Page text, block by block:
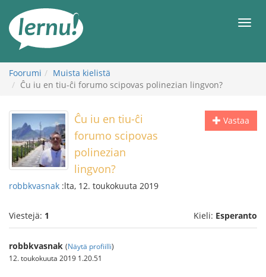
sisältöön
Foorumi
Muista kielistä
Ĉu iu en tiu-ĉi forumo scipovas polinezian lingvon?
Vastaa
Ĉu iu en tiu-ĉi
forumo scipovas
polinezian
lingvon?
robbkvasnak :lta, 12. toukokuuta 2019
Viestejä: 1 Kieli: Esperanto
robbkvasnak (Näytä profiilli)
12. toukokuuta 2019 1.20.51